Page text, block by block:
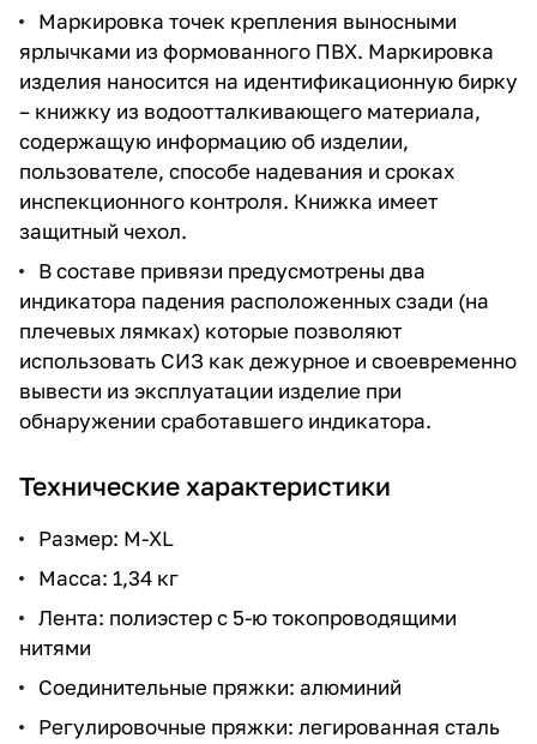
Маркировка точек крепления выносными
ярлычками из формованного ПВХ. Маркировка
изделия наносится на идентификационную бирку
– книжку из водоотталкивающего материала,
содержащую информацию об изделии,
пользователе, способе надевания и сроках
инспекционного контроля. Книжка имеет
защитный чехол.
В составе привязи предусмотрены два
индикатора падения расположенных сзади (на
плечевых лямках) которые позволяют
использовать СИЗ как дежурное и своевременно
вывести из эксплуатации изделие при
обнаружении сработавшего индикатора.
Технические характеристики
Размер: M-XL
Масса: 1,34 кг
Лента: полиэстер c 5-ю токопроводящими
нитями
Соединительные пряжки: алюминий
Регулировочные пряжки: легированная сталь